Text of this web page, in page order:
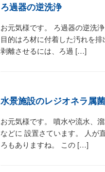
ろ過器の逆洗浄
お元気様です。 ろ過器の逆洗
目的はろ材に付着した汚れを
剥離させるには、ろ過 […]
水景施設のレジオネラ属菌
お元気様です。 噴水や流水、
などに 設置さています。 人が
ろもありますね。 この […]